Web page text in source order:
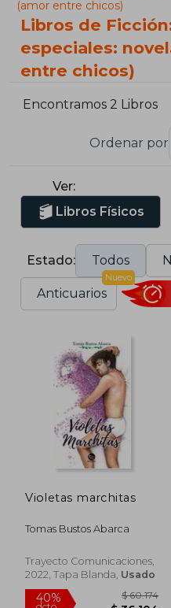
(amor entre chicos)
Libros de
especiales:
entre chicos)
Encontramos 2 Libros
Ordenar por
Ver:
Libros Físicos
Estado: Todos
Anticuarios
Nuevo
Violetas marchitas
Tomas Bustos Abarca
Trayecto Comunicaciones,
2022, Tapa Blanda, Usado